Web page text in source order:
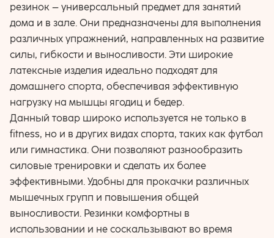
резинок – универсальный предмет для занятий
дома и в зале. Они предназначены для выполнения
различных упражнений, направленных на развитие
силы, гибкости и выносливости. Эти широкие
латексные изделия идеально подходят для
домашнего спорта, обеспечивая эффективную
нагрузку на мышцы ягодиц и бедер.
Данный товар широко используется не только в
fitness, но и в других видах спорта, таких как футбол
или гимнастика. Они позволяют разнообразить
силовые тренировки и сделать их более
эффективными. Удобны для прокачки различных
мышечных групп и повышения общей
выносливости. Резинки комфортны в
использовании и не соскальзывают во время